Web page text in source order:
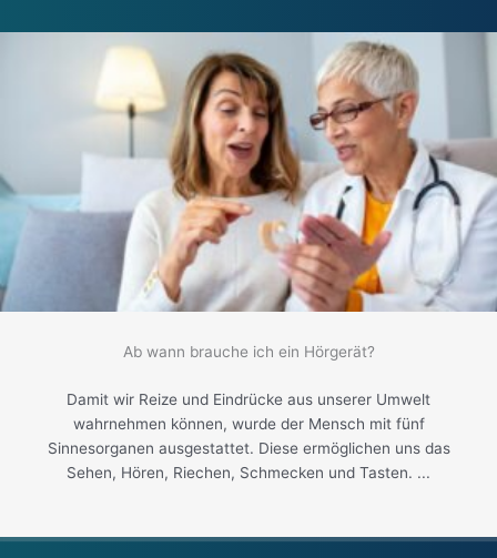
Ab wann brauche ich ein Hörgerät?
Damit wir Reize und Eindrücke aus unserer Umwelt
wahrnehmen können, wurde der Mensch mit fünf
Sinnesorganen ausgestattet. Diese ermöglichen uns das
Sehen, Hören, Riechen, Schmecken und Tasten. ...